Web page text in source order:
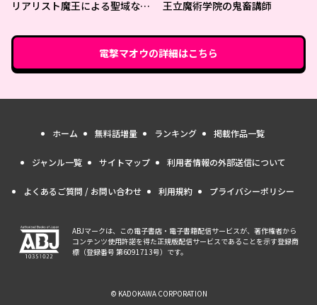
リアリスト魔王による聖域なき
王立魔術学院の鬼畜講師
電撃マオウの詳細はこちら
ホーム 無料話増量 ランキング 掲載作品一覧
ジャンル一覧 サイトマップ 利用者情報の外部送信について
よくあるご質問 / お問い合わせ 利用規約 プライバシーポリシー
ABJマークは、この電子書店・電子書籍配信サービスが、著作権者から
コンテンツ使用許諾を得た正規版配信サービスであることを示す登録商
標（登録番号 第6091713号）です。
© KADOKAWA CORPORATION